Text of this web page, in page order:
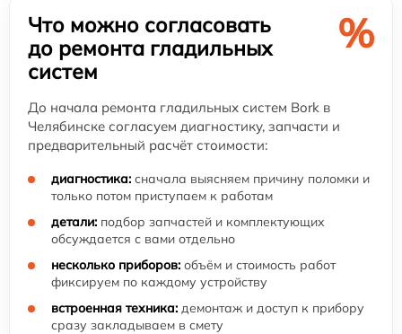
Что можно согласовать
до ремонта гладильных
систем
%
До начала ремонта гладильных систем Bork в
Челябинске согласуем диагностику, запчасти и
предварительный расчёт стоимости:
диагностика: сначала выясняем причину поломки и
только потом приступаем к работам
детали: подбор запчастей и комплектующих
обсуждается с вами отдельно
несколько приборов: объём и стоимость работ
фиксируем по каждому устройству
встроенная техника: демонтаж и доступ к прибору
сразу закладываем в смету